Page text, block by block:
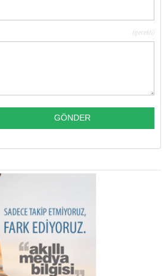
(gerekli)